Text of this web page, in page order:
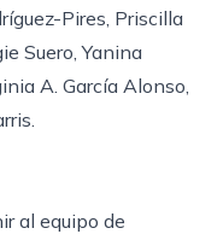
Pires, Priscilla
Suero, Yanina
A. García Alonso,
al equipo de